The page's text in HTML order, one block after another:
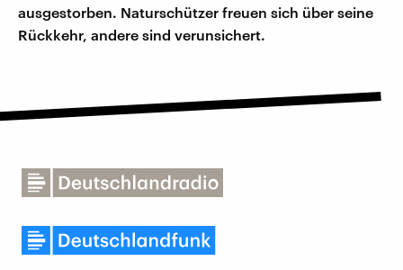
ausgestorben. Naturschützer freuen sich über seine
Rückkehr, andere sind verunsichert.